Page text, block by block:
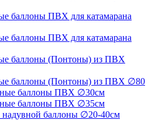
баллоны ПВХ для катамарана
баллоны ПВХ для катамарана
баллоны (Понтоны) из ПВХ
баллоны (Понтоны) из ПВХ ∅80
баллоны ПВХ ∅30см
баллоны ПВХ ∅35см
баллоны ∅20-40см